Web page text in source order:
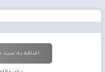
اضافه به سبد
استفاده از محصولات سايت
قانونی میباشد و کليه